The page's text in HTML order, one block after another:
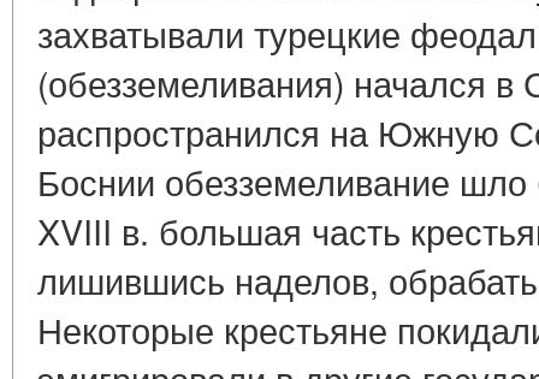
захватывали турецкие
(обезземеливания) начался
распространился на Южную
Боснии обезземеливание шло
XVIII в. большая часть
лишившись наделов,
Некоторые крестьяне